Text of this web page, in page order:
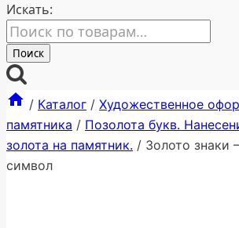
Искать:
Поиск
/ Каталог / Художественное
памятника / Позолота букв.
золота на памятник. / Золото знаки
символ